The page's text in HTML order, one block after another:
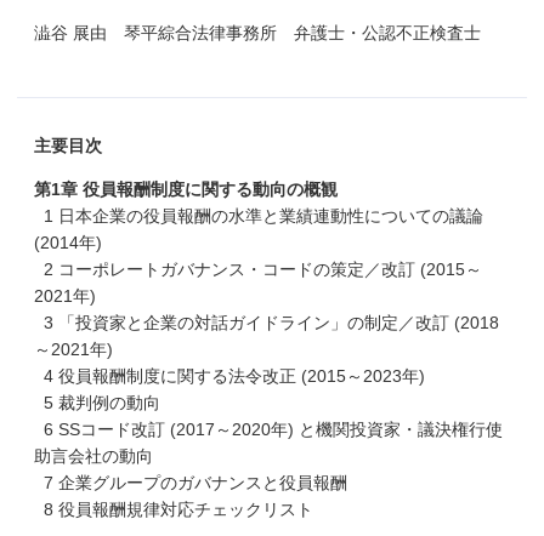
澁谷 展由 琴平綜合法律事務所 弁護士・公認不正検査士
主要目次
第1章 役員報酬制度に関する動向の概観
1 日本企業の役員報酬の水準と業績連動性についての議論
(2014年)
2 コーポレートガバナンス・コードの策定／改訂 (2015～
2021年)
3 「投資家と企業の対話ガイドライン」の制定／改訂 (2018
～2021年)
4 役員報酬制度に関する法令改正 (2015～2023年)
5 裁判例の動向
6 SSコード改訂 (2017～2020年) と機関投資家・議決権行使
助言会社の動向
7 企業グループのガバナンスと役員報酬
8 役員報酬規律対応チェックリスト